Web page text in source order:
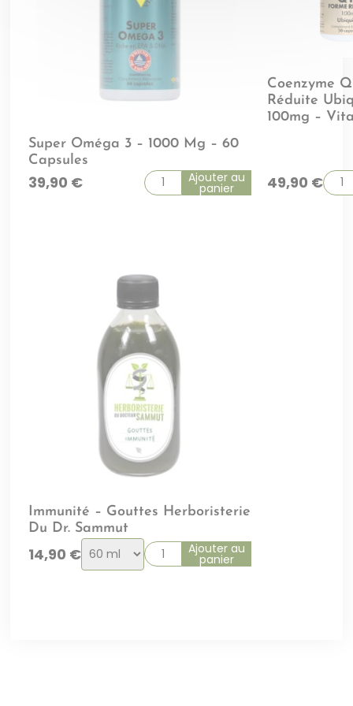
Super Oméga 3 – 1000 Mg – 60
Capsules
39,90 € Ajouter au
panier
Coenzyme
Réduite
100mg –
49,90 €
Immunité – Gouttes Herboristerie
Du Dr. Sammut
14,90 €Choix
de
Ajouter au
panier